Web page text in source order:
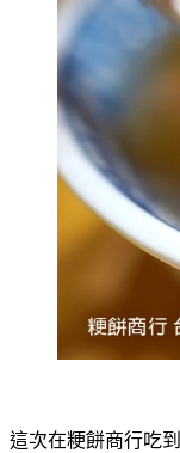
這次在粳餅商行吃